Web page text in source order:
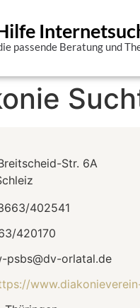
passende Beratung und
Str. 6A
402541
420170
psbs@dv-orlatal.de